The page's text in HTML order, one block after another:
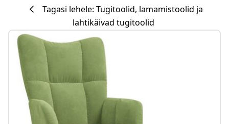
#sharemevidaxl
Tagasi lehele: Tugitoolid, lamamistoolid ja
lahtikäivad tugitoolid